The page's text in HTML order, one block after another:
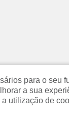
para o seu
a sua
utilização de